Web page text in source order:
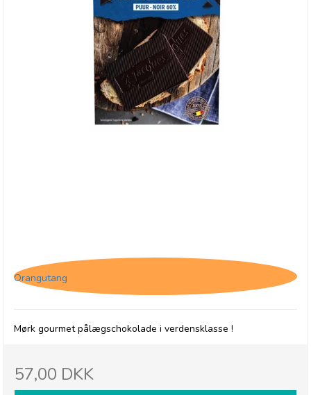
Orangutang
Mørk gourmet pålægschokolade i verdensklasse !
57,00 DKK